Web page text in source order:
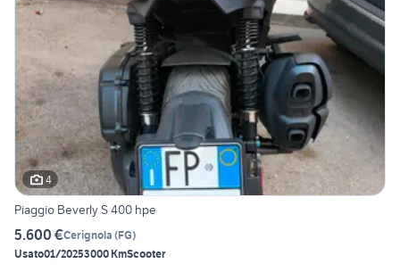
4
Piaggio Beverly S 400 hpe
5.600 €Cerignola (FG)
Usato01/20253000 KmScooter